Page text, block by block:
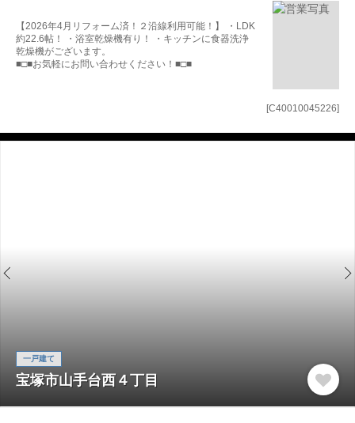
[C40010045226]
【2026年4月リフォーム済！２沿線利用可能！】 ・LDK
約22.6帖！ ・浴室乾燥機有り！ ・キッチンに食器洗浄
乾燥機がございます。
■□■お気軽にお問い合わせください！■□■
一戸建て
宝塚市山手台西４丁目